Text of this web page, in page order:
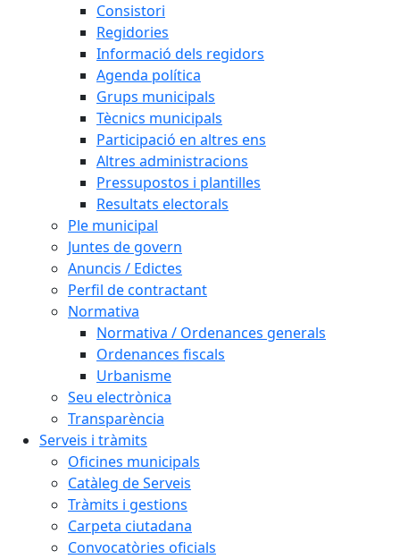
Consistori
Regidories
Informació dels regidors
Agenda política
Grups municipals
Tècnics municipals
Participació en altres ens
Altres administracions
Pressupostos i plantilles
Resultats electorals
Ple municipal
Juntes de govern
Anuncis / Edictes
Perfil de contractant
Normativa
Normativa / Ordenances generals
Ordenances fiscals
Urbanisme
Seu electrònica
Transparència
Serveis i tràmits
Oficines municipals
Catàleg de Serveis
Tràmits i gestions
Carpeta ciutadana
Convocatòries oficials